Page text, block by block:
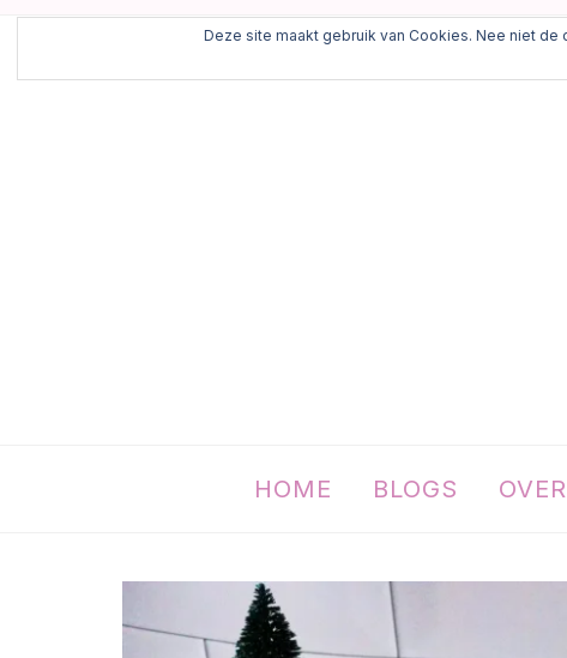
HOME BLOGS
Deze site maakt gebruik van Cookies. Nee niet